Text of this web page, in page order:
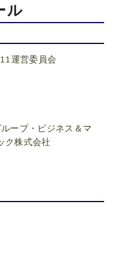
ル
運営委員会
ープ・ビジネス＆マ
ク株式会社